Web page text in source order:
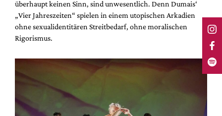
überhaupt keinen Sinn, sind unwesentlich. Denn Dumais‘
„Vier Jahreszeiten“ spielen in einem utopischen Arkadien
ohne sexualidentitären Streitbedarf, ohne moralischen
Rigorismus.